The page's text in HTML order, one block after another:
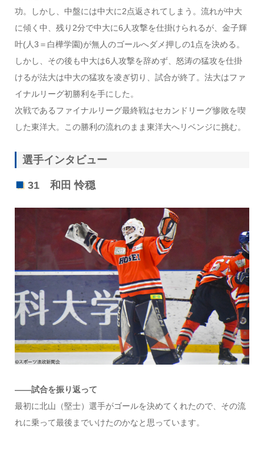
功。しかし、中盤には中大に2点返されてしまう。流れが中大
に傾く中、残り2分で中大に6人攻撃を仕掛けられるが、金子輝
叶(人3＝白樺学園)が無人のゴールへダメ押しの1点を決める。
しかし、その後も中大は6人攻撃を辞めず、怒涛の猛攻を仕掛
けるが法大は中大の猛攻を凌ぎ切り、試合が終了。法大はファ
イナルリーグ初勝利を手にした。
次戦であるファイナルリーグ最終戦はセカンドリーグ惨敗を喫
した東洋大。この勝利の流れのまま東洋大へリベンジに挑む。
選手インタビュー
31 和田 怜穏
――試合を振り返って
最初に北山（堅士）選手がゴールを決めてくれたので、その流
れに乗って最後までいけたのかなと思っています。